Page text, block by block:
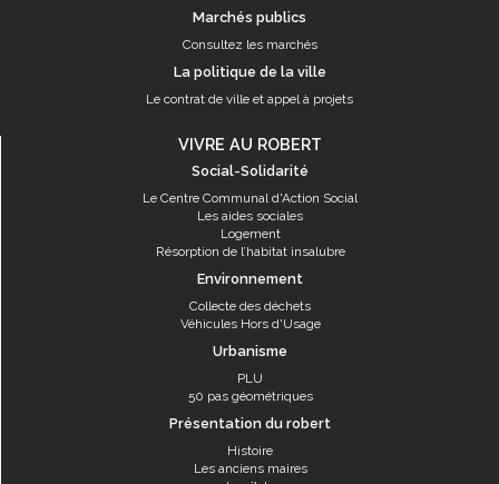
Marchés publics
Consultez les marchés
La politique de la ville
Le contrat de ville et appel à projets
VIVRE AU ROBERT
Social-Solidarité
Le Centre Communal d'Action Social
Les aides sociales
Logement
Résorption de l’habitat insalubre
Environnement
Collecte des déchets
Véhicules Hors d'Usage
Urbanisme
PLU
50 pas géométriques
Présentation du robert
Histoire
Les anciens maires